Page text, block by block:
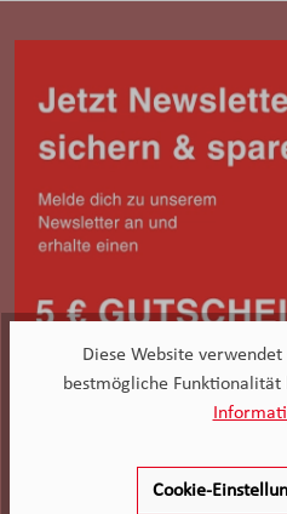
Diese Website
bestmögliche Funktionalität
Cookie-